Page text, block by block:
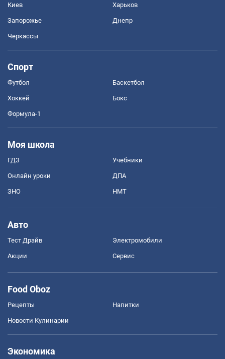
Киев Харьков
Запорожье Днепр
Черкассы
Спорт
Футбол Баскетбол
Хоккей Бокс
Формула-1
Моя школа
ГДЗ Учебники
Онлайн уроки ДПА
ЗНО НМТ
Авто
Тест Драйв Электромобили
Акции Сервис
Food Oboz
Рецепты Напитки
Новости Кулинарии
Экономика